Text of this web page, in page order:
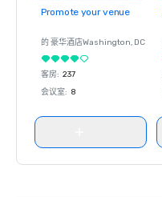
Promote your venue
的 豪华酒店Washington, DC
客房: 237
会议室: 8